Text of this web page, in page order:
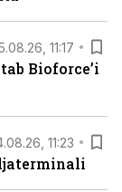
11:17
Bioforce’i
11:23